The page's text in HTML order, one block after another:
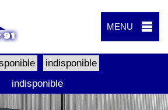
MENU
indisponible
indisponible